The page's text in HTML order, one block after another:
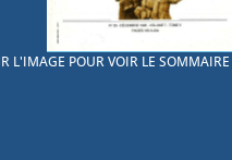
L'IMAGE POUR VOIR LE SOMMAIRE